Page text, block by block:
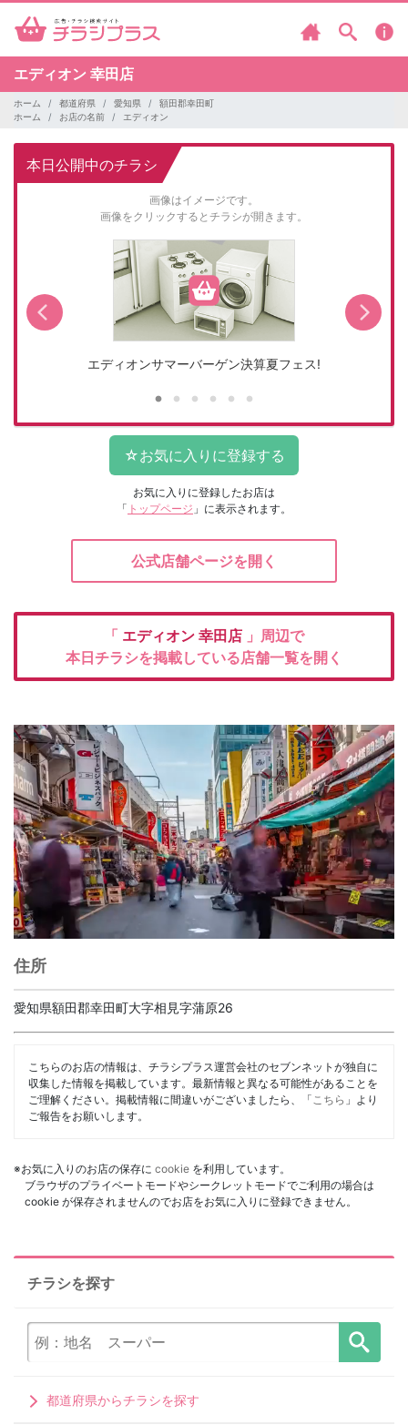
エディオン 幸田店
ホーム 都道府県 愛知県
額田郡幸田町
ホーム
お店の名前 エディオン
本日公開中のチラシ
画像はイメージです。
画像をクリックするとチラシが開きます。
エディオンサマーバーゲン決算夏フェス!
お気に入りに登録したお店は
「 トップページ 」に表示されます。
公式店舗ページを開く
「 エディオン 幸田店 」周辺で
本日チラシを掲載している店舗一覧を開く
住所
愛知県額田郡幸田町大字相見字蒲原26
こちらのお店の情報は、チラシプラス運営会社のセブンネットが独自に
収集した情報を掲載しています。最新情報と異なる可能性があることを
ご理解ください。掲載情報に間違いがございましたら、「 こちら 」より
ご報告をお願いします。
※お気に入りのお店の保存に cookie を利用しています。
ブラウザのプライベートモードやシークレットモードでご利用の場合は
cookie が保存されませんのでお店をお気に入りに登録できません。
チラシを探す
都道府県からチラシを探す